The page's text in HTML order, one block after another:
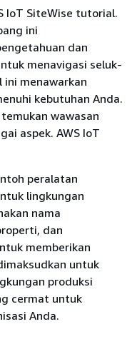
IoT SiteWise tutorial.
ini
dan
menavigasi seluk-
ini menawarkan
kebutuhan Anda.
wawasan
aspek. AWS IoT
peralatan
lingkungan
nama
dan
memberikan
untuk
produksi
cermat untuk
Anda.